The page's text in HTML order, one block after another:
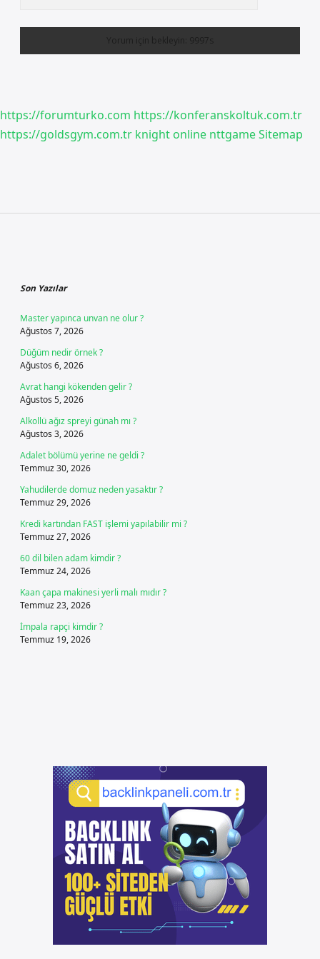
https://forumturko.com https://konferanskoltuk.com.tr
https://goldsgym.com.tr knight online nttgameSitemap
Son Yazılar
Master yapınca unvan ne olur ?
Ağustos 7, 2026
Düğüm nedir örnek ?
Ağustos 6, 2026
Avrat hangi kökenden gelir ?
Ağustos 5, 2026
Alkollü ağız spreyi günah mı ?
Ağustos 3, 2026
Adalet bölümü yerine ne geldi ?
Temmuz 30, 2026
Yahudilerde domuz neden yasaktır ?
Temmuz 29, 2026
Kredi kartından FAST işlemi yapılabilir mi ?
Temmuz 27, 2026
60 dil bilen adam kimdir ?
Temmuz 24, 2026
Kaan çapa makinesi yerli malı mıdır ?
Temmuz 23, 2026
İmpala rapçi kimdir ?
Temmuz 19, 2026